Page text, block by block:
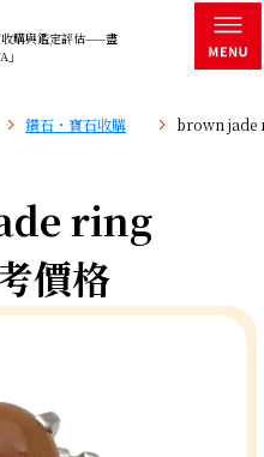
收購與鑑定評估——盡
鑽石・寶石收購 brown jade
ring
價格